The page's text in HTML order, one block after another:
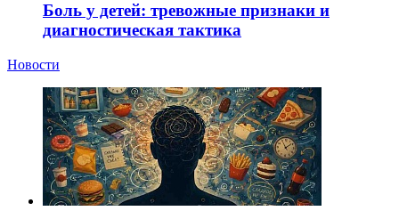
Боль у детей: тревожные признаки и
диагностическая тактика
Новости